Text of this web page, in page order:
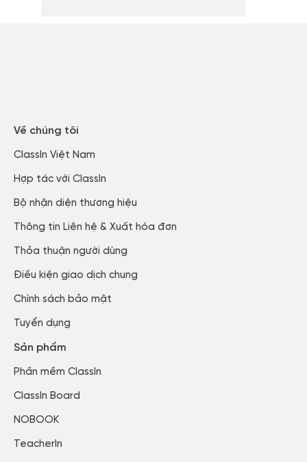
Về chúng tôi
ClassIn Việt Nam​
Hợp tác với ClassIn
Bộ nhận diện thương hiệu
Thông tin Liên hệ & Xuất hóa đơn​
Thỏa thuận người dùng​
Điều kiện giao dịch chung
Chính sách bảo mật​
Tuyển dụng​
Sản phẩm
Phần mềm ClassIn
ClassIn Board
NOBOOK
TeacherIn